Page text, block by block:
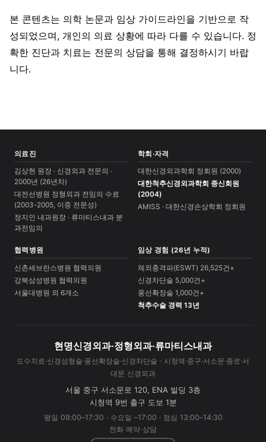
본 콘텐츠는 의학 논문과 임상 가이드라인을 기반으로 작
성되었으며, 개인의 의료 상황에 따라 다를 수 있습니다. 정
확한 진단과 치료는 전문의 상담을 통해 결정하시기 바랍
니다.
의료진
김상현 원장 · 신경외과 전문의 ·
2000년 (26년차)
대전선병원 정형외과 전임의 수료
(2003-2005, 이중 전문성)
정지인 내과원장 · 류마티스내과 분
과전임의
학회·자격
대한신경외과학회 정회원 (2000)
대한척추신경외과학회 종신회원
(2004)
AMISS · 대한신경손상학회 정회원
협력병원
신촌세브란스병원 협력의원
강북삼성병원 협력의원
서울대병원 외 6개소
임상 경험 (26년 누적)
체외충격파(ESWT) 26,525건+
신경차단술 5,000건+
풍선확장술 1,000건+
척추수술 경력 13년
현명신경외과·정형외과·류마티스내과
도수치료·신경성형술·풍선확장술·신경차단술 · 시청역·중구·서소문·종로·서
대문 신경외과
서울 중구 서소문로 120, ENA 빌딩 3층
시청역 9번 출구 도보 1분
평일 09:00–17:30 · 수요일 –17:00 · 점심 13:00–14:30
전화 예약·상담